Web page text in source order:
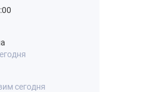
сегодня